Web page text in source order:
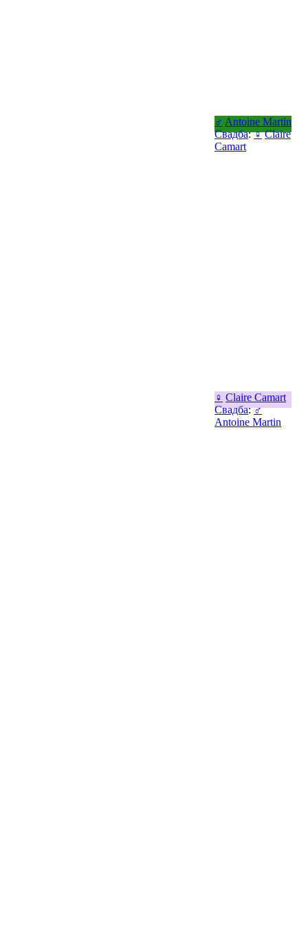
♂ Antoine Martin
Свадба:♀ Claire
Camart
♀ Claire Camart
Свадба:♂
Antoine Martin